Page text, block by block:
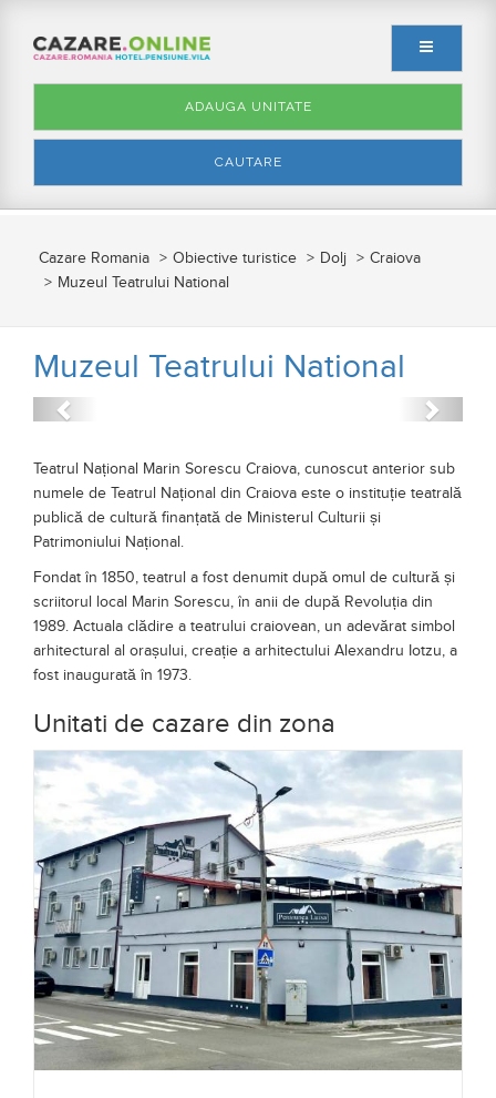
CAUTARE
ADAUGA UNITATE
Cazare Romania Obiective turistice Dolj
Craiova
Muzeul Teatrului National
Muzeul Teatrului National
Anterior
Teatrul Național Marin Sorescu Craiova, cunoscut anterior sub
numele de Teatrul Național din Craiova este o instituție teatrală
publică de cultură finanțată de Ministerul Culturii și
Patrimoniului Național.
Fondat în 1850, teatrul a fost denumit după omul de cultură și
scriitorul local Marin Sorescu, în anii de după Revoluția din
1989. Actuala clădire a teatrului craiovean, un adevărat simbol
arhitectural al orașului, creație a arhitectului Alexandru Iotzu, a
fost inaugurată în 1973.
Unitati de cazare din zona